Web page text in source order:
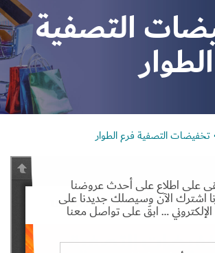
التصفية
تخفيضات التصفية فرع الطوار
على اطلاع على أحدث عروضنا
اشترك الآن وسيصلك جديدنا على
… ابقَ على تواصل معنا
Set Youtube Channel ID